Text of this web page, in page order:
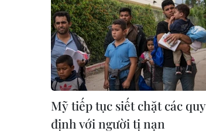
Mỹ tiếp tục siết chặt các quy
định với người tị nạn